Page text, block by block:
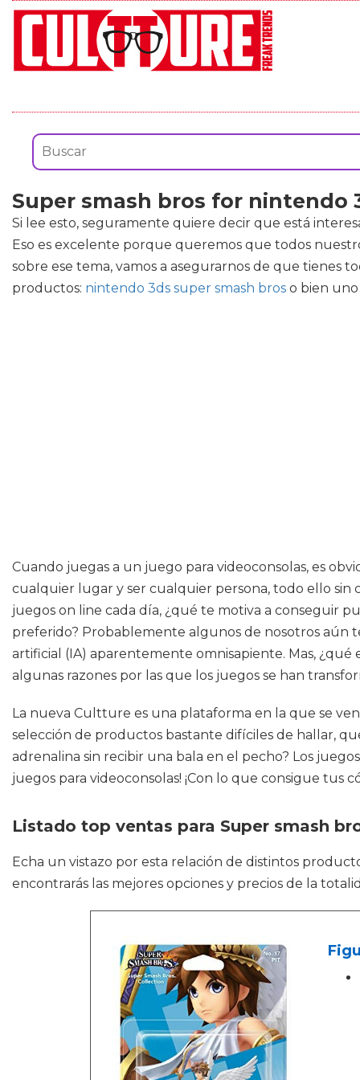
Super smash bros for nintendo
Si lee esto, seguramente quiere decir que está
Eso es excelente porque queremos que todos
sobre ese tema, vamos a asegurarnos de que tienes
productos: nintendo 3ds super smash bros o bien
Cuando juegas a un juego para videoconsolas, es
cualquier lugar y ser cualquier persona, todo ello sin
juegos on line cada día, ¿qué te motiva a conseguir
preferido? Probablemente algunos de nosotros aún
artificial (IA) aparentemente omnisapiente. Mas,
algunas razones por las que los juegos se han
La nueva Cultture es una plataforma en la que se
selección de productos bastante difíciles de hallar,
adrenalina sin recibir una bala en el pecho? Los
juegos para videoconsolas! ¡Con lo que consigue tus
Listado top ventas para Super smash
Echa un vistazo por esta relación de distintos
encontrarás las mejores opciones y precios de la